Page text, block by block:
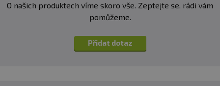
O našich produktech víme skoro vše. Zeptejte se, rádi vám
pomůžeme.
Přidat dotaz